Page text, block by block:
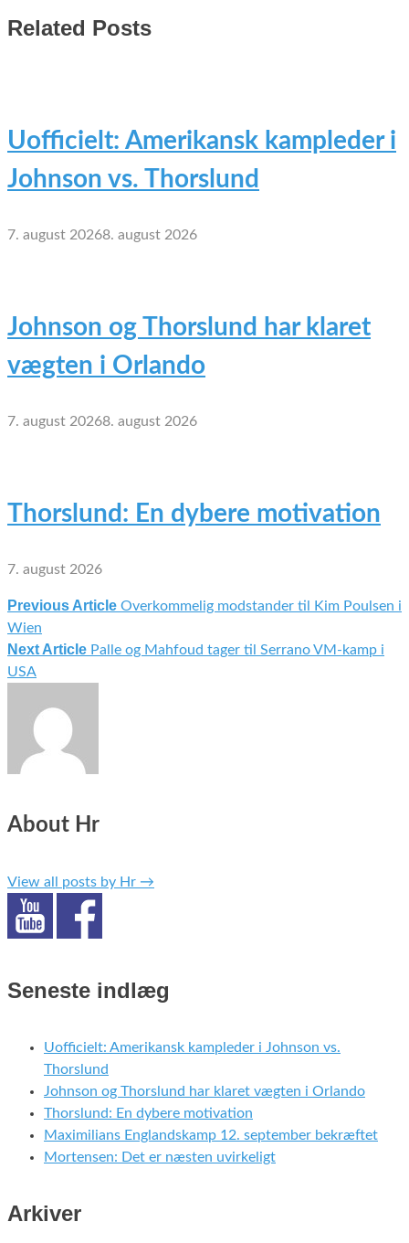
Related Posts
Uofficielt: Amerikansk kampleder i
Johnson vs. Thorslund
7. august 20268. august 2026
Johnson og Thorslund har klaret
vægten i Orlando
7. august 20268. august 2026
Thorslund: En dybere motivation
7. august 2026
Indlægsnavigation
Previous Article Overkommelig modstander til Kim Poulsen i
Wien
Next Article Palle og Mahfoud tager til Serrano VM-kamp i
USA
About Hr
View all posts by Hr →
Seneste indlæg
Uofficielt: Amerikansk kampleder i Johnson vs.
Thorslund
Johnson og Thorslund har klaret vægten i Orlando
Thorslund: En dybere motivation
Maximilians Englandskamp 12. september bekræftet
Mortensen: Det er næsten uvirkeligt
Arkiver